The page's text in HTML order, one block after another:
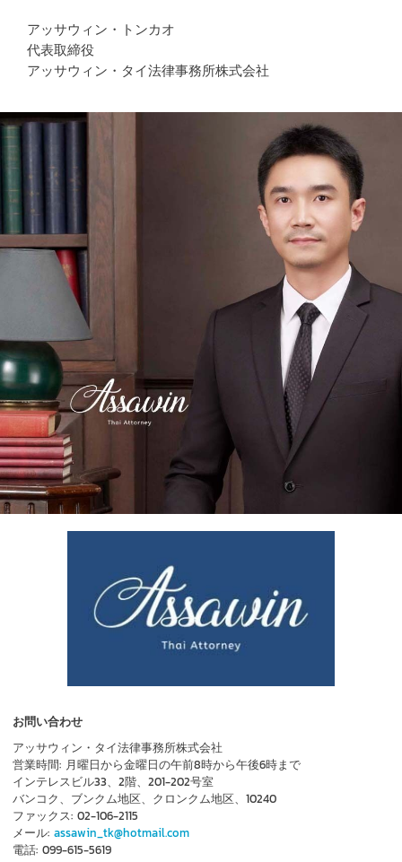
アッサウィン・トンカオ
代表取締役
アッサウィン・タイ法律事務所株式会社
お問い合わせ
アッサウィン・タイ法律事務所株式会社
営業時間: 月曜日から金曜日の午前8時から午後6時まで
インテレスビル33、2階、201-202号室
バンコク、ブンクム地区、クロンクム地区、10240
ファックス: 02-106-2115
メール:assawin_tk@hotmail.com
電話: 099-615-5619